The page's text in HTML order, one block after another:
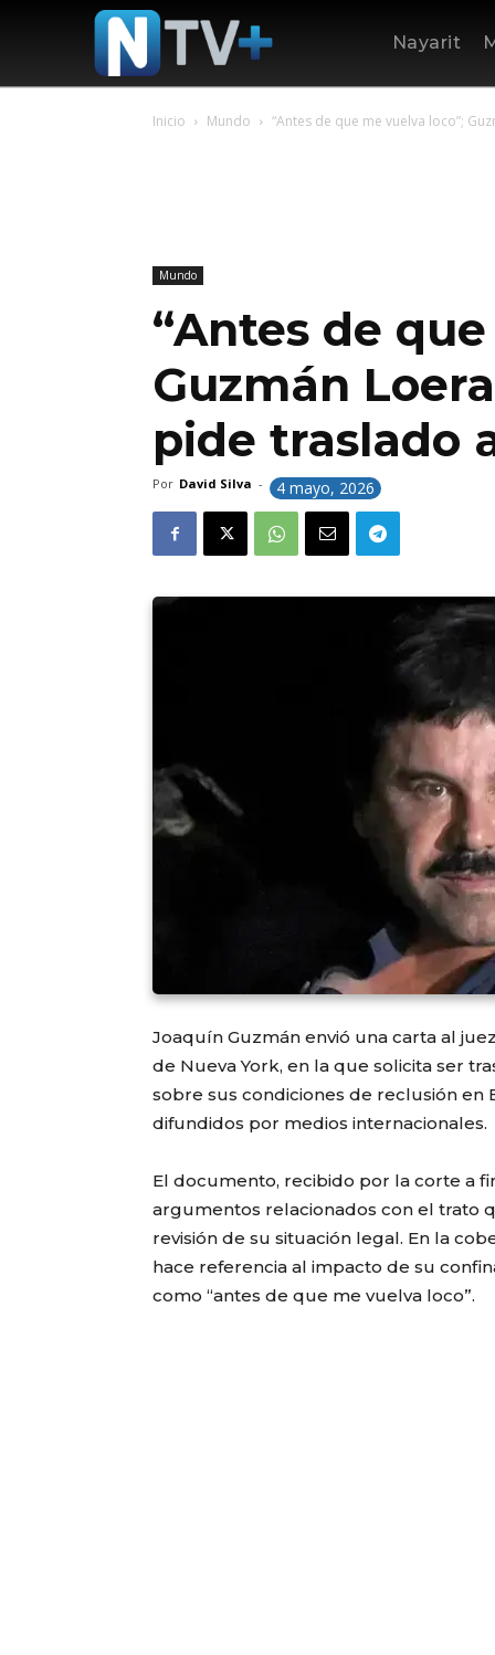
Nayarit
Inicio Mundo “Antes de que me vuelva loco”;
Mundo
“Antes de
Guzmán
pide traslado
Por David Silva - 4 mayo, 2026
Joaquín Guzmán envió una carta al
de Nueva York, en la que solicita ser
sobre sus condiciones de reclusión en
difundidos por medios internacionales.
El documento, recibido por la corte a
argumentos relacionados con el trato
revisión de su situación legal. En la
hace referencia al impacto de su
como “antes de que me vuelva loco”.